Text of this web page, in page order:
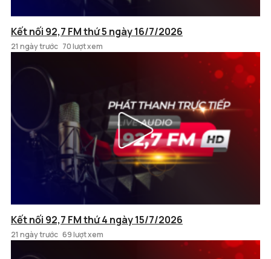
Kết nối 92,7 FM thứ 5 ngày 16/7/2026
21 ngày trước 70 lượt xem
Kết nối 92,7 FM thứ 4 ngày 15/7/2026
21 ngày trước 69 lượt xem